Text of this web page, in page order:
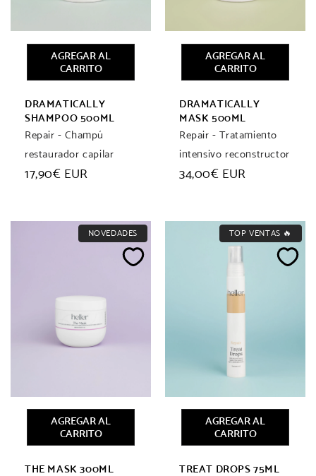
DRAMATICALLY
SHAMPOO 500ML
Repair - Champú
restaurador capilar
Precio
17,90€ EUR
AGREGAR AL
CARRITO
DRAMATICALLY
MASK 500ML
Repair - Tratamiento
intensivo reconstructor
Precio
34,00€ EUR
AGREGAR AL
CARRITO
NOVEDADES
THE MASK 300ML
AGREGAR AL
CARRITO
TOP VENTAS 🔥
TREAT DROPS 75ML
AGREGAR AL
CARRITO